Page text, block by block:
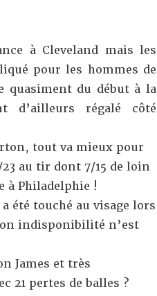
à Cleveland mais les
pour les hommes de
quasiment du début à la
régalé côté
tout va mieux pour
23 au tir dont 7/15 de loin
à Philadelphie !
été touché au visage lors
indisponibilité n’est
James et très
21 pertes de balles ?